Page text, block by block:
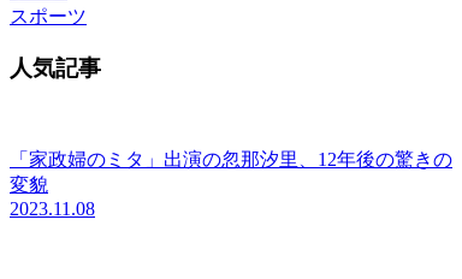
スポーツ
人気記事
「家政婦のミタ」出演の忽那汐里、12年後の驚きの
変貌
2023.11.08